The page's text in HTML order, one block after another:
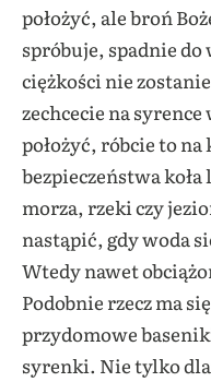
położyć, ale broń
spróbuje, spadnie
ciężkości nie
zechcecie na
położyć, róbcie to
bezpieczeństwa
morza, rzeki czy
nastąpić, gdy woda
Wtedy nawet
Podobnie rzecz ma
przydomowe
syrenki. Nie tylko